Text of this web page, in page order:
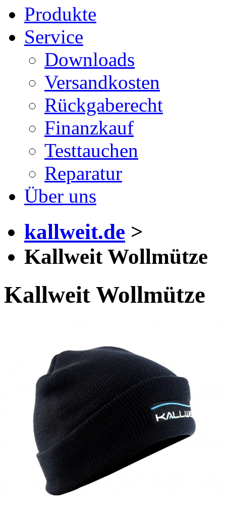
Produkte
Service
Downloads
Versandkosten
Rückgaberecht
Finanzkauf
Testtauchen
Reparatur
Über uns
kallweit.de >
Kallweit Wollmütze
Kallweit Wollmütze